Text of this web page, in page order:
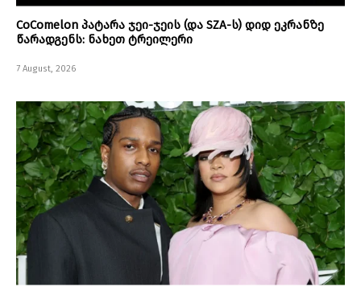
CoComelon პატარა ჯეი-ჯეის (და SZA-ს) დიდ ეკრანზე
წარადგენს: ნახეთ ტრეილერი
7 August, 2026